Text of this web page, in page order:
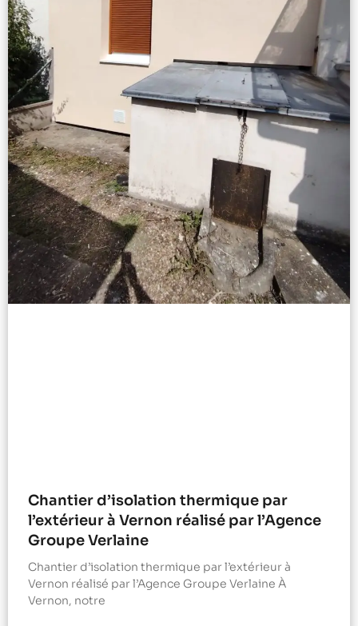
Chantier d’isolation thermique par
l’extérieur à Vernon réalisé par l’Agence
Groupe Verlaine
Chantier d’isolation thermique par l’extérieur à
Vernon réalisé par l’Agence Groupe Verlaine À
Vernon, notre